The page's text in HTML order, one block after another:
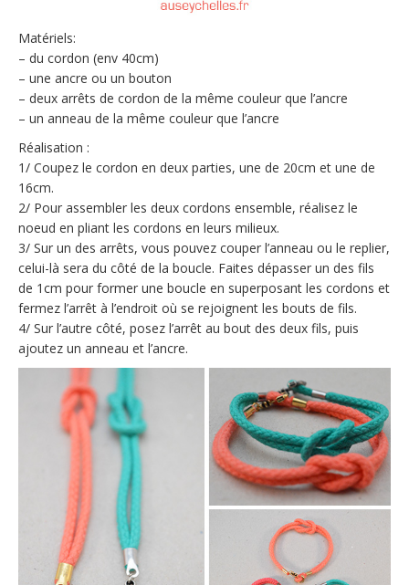
Matériels:
– du cordon (env 40cm)
– une ancre ou un bouton
– deux arrêts de cordon de la même couleur que l’ancre
– un anneau de la même couleur que l’ancre
Réalisation :
1/ Coupez le cordon en deux parties, une de 20cm et une de
16cm.
2/ Pour assembler les deux cordons ensemble, réalisez le
noeud en pliant les cordons en leurs milieux.
3/ Sur un des arrêts, vous pouvez couper l’anneau ou le replier,
celui-là sera du côté de la boucle. Faites dépasser un des fils
de 1cm pour former une boucle en superposant les cordons et
fermez l’arrêt à l’endroit où se rejoignent les bouts de fils.
4/ Sur l’autre côté, posez l’arrêt au bout des deux fils, puis
ajoutez un anneau et l’ancre.